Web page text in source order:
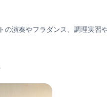
演奏やフラダンス、調理実習